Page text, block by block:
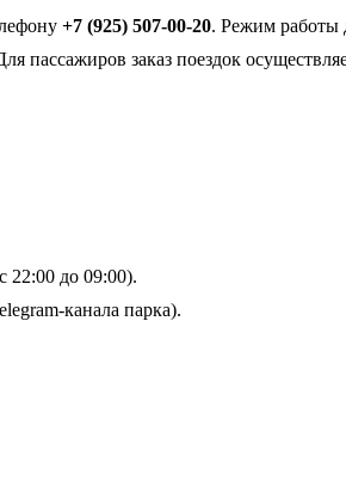
+7 (925) 507-00-20. Режим работы
пассажиров заказ поездок
22:00 до 09:00).
канала парка).